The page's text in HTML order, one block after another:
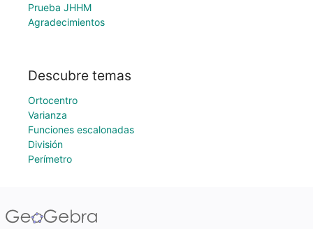
Prueba JHHM
Agradecimientos
Descubre temas
Ortocentro
Varianza
Funciones escalonadas
División
Perímetro